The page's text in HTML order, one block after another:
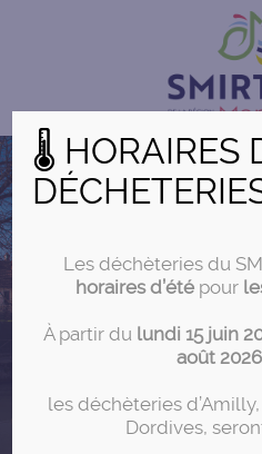
🌡 HORAIRES
Les déchèteries du
horaires d’étépour
À partir du lundi 15 juin
août
les déchèteries
Dordives,